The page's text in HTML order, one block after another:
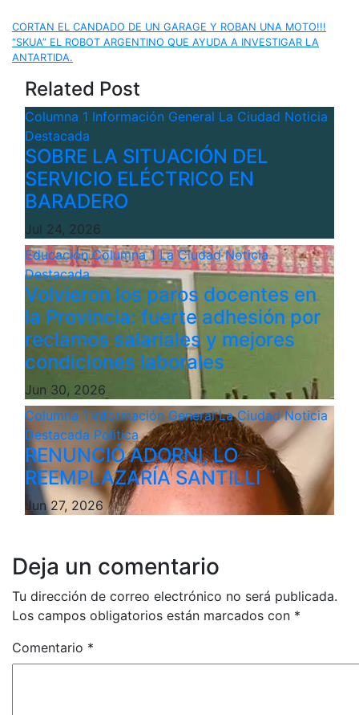
Navegación
de
entradas
CORTAN EL CANDADO DE UN GARAGE Y ROBAN UNA MOTO!!!
“SKUA” EL ROBOT ARGENTINO QUE AYUDA A INVESTIGAR LA
ANTARTIDA.
Related Post
Columna 1 Información General La Ciudad Noticia
Destacada
SOBRE LA SITUACIÓN DEL
SERVICIO ELÉCTRICO EN
BARADERO
Jul 24, 2026
EducaciónColumna 1 La CiudadNoticia
Destacada
Volvieron los paros docentes en
la Provincia: fuerte adhesión por
reclamos salariales y mejores
condiciones laborales
Jun 30, 2026
Columna 1 Información GeneralLa CiudadNoticia
Destacada Politica
RENUNCIÓ ADORNI, LO
REEMPLAZARÍA SANTILLI
Jun 27, 2026
Deja un comentario
Tu dirección de correo electrónico no será publicada.
Los campos obligatorios están marcados con *
Comentario *